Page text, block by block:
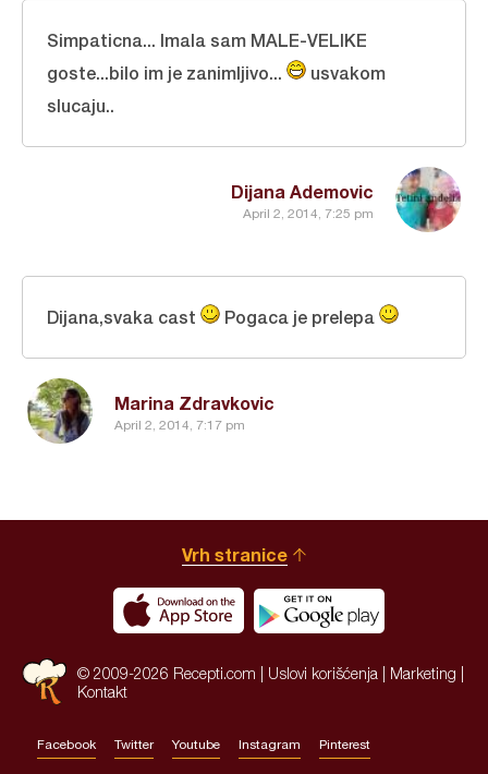
Dijana Ademovic
April 2, 2014, 7:25 pm
Simpaticna... Imala sam MALE-VELIKE
goste...bilo im je zanimljivo...
usvakom
slucaju..
Marina Zdravkovic
April 2, 2014, 7:17 pm
Dijana,svaka cast Pogaca je prelepa
Vrh stranice
© 2009-2026 Recepti.com | Uslovi korišćenja Marketing
Kontakt
Facebook Twitter Youtube Instagram Pinterest